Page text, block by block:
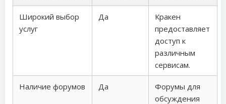
Широкий выбор
услуг
Да
Кракен
предоставляет
доступ к
различным
сервисам.
Наличие форумов Да
Форумы для
обсуждения